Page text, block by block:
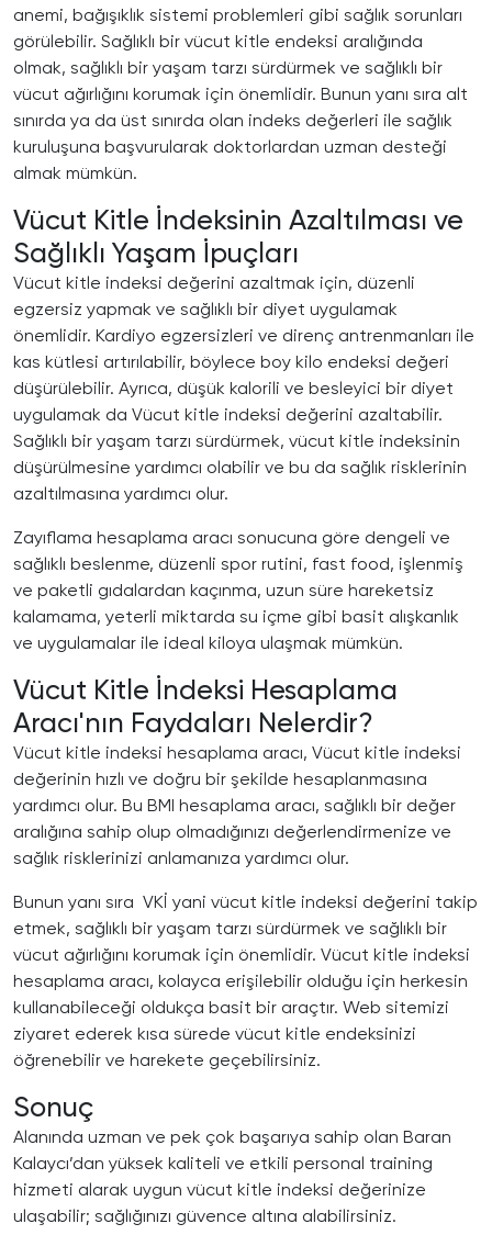
anemi, bağışıklık sistemi problemleri gibi sağlık sorunları
görülebilir. Sağlıklı bir vücut kitle endeksi aralığında
olmak, sağlıklı bir yaşam tarzı sürdürmek ve sağlıklı bir
vücut ağırlığını korumak için önemlidir. Bunun yanı sıra alt
sınırda ya da üst sınırda olan indeks değerleri ile sağlık
kuruluşuna başvurularak doktorlardan uzman desteği
almak mümkün.
Vücut Kitle İndeksinin Azaltılması ve
Sağlıklı Yaşam İpuçları
Vücut kitle indeksi değerini azaltmak için, düzenli
egzersiz yapmak ve sağlıklı bir diyet uygulamak
önemlidir. Kardiyo egzersizleri ve direnç antrenmanları ile
kas kütlesi artırılabilir, böylece boy kilo endeksi değeri
düşürülebilir. Ayrıca, düşük kalorili ve besleyici bir diyet
uygulamak da Vücut kitle indeksi değerini azaltabilir.
Sağlıklı bir yaşam tarzı sürdürmek, vücut kitle indeksinin
düşürülmesine yardımcı olabilir ve bu da sağlık risklerinin
azaltılmasına yardımcı olur.
Zayıflama hesaplama aracı sonucuna göre dengeli ve
sağlıklı beslenme, düzenli spor rutini, fast food, işlenmiş
ve paketli gıdalardan kaçınma, uzun süre hareketsiz
kalamama, yeterli miktarda su içme gibi basit alışkanlık
ve uygulamalar ile ideal kiloya ulaşmak mümkün.
Vücut Kitle İndeksi Hesaplama
Aracı'nın Faydaları Nelerdir?
Vücut kitle indeksi hesaplama aracı, Vücut kitle indeksi
değerinin hızlı ve doğru bir şekilde hesaplanmasına
yardımcı olur. Bu BMI hesaplama aracı, sağlıklı bir değer
aralığına sahip olup olmadığınızı değerlendirmenize ve
sağlık risklerinizi anlamanıza yardımcı olur.
Bunun yanı sıra VKİ yani vücut kitle indeksi değerini takip
etmek, sağlıklı bir yaşam tarzı sürdürmek ve sağlıklı bir
vücut ağırlığını korumak için önemlidir. Vücut kitle indeksi
hesaplama aracı, kolayca erişilebilir olduğu için herkesin
kullanabileceği oldukça basit bir araçtır. Web sitemizi
ziyaret ederek kısa sürede vücut kitle endeksinizi
öğrenebilir ve harekete geçebilirsiniz.
Sonuç
Alanında uzman ve pek çok başarıya sahip olan Baran
Kalaycı’dan yüksek kaliteli ve etkili personal training
hizmeti alarak uygun vücut kitle indeksi değerinize
ulaşabilir; sağlığınızı güvence altına alabilirsiniz.